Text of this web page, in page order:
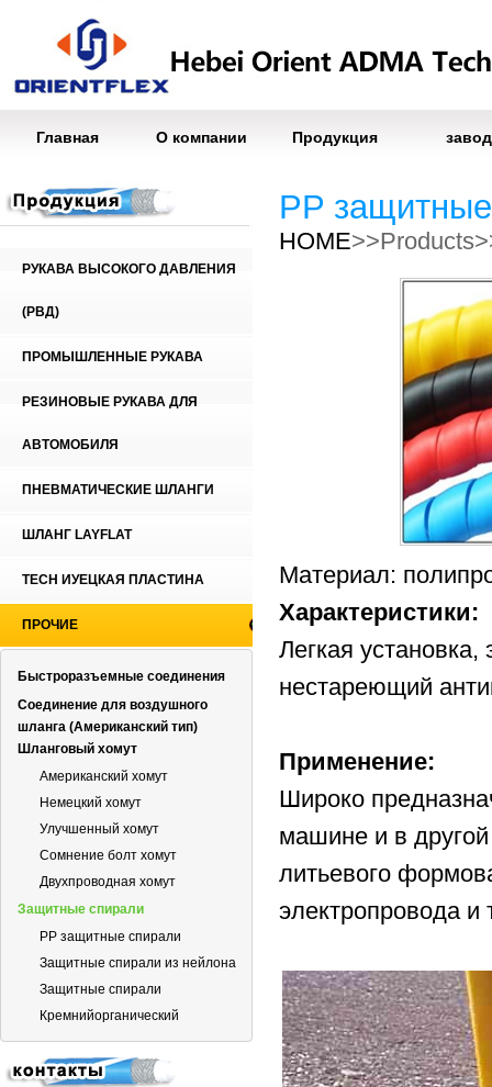
Главная О компании Продукция завод
РУКАВА ВЫСОКОГО ДАВЛЕНИЯ
(РВД)
ПРОМЫШЛЕННЫЕ РУКАВА
РЕЗИНОВЫЕ РУКАВА ДЛЯ
АВТОМОБИЛЯ
ПНЕВМАТИЧЕСКИЕ ШЛАНГИ
ШЛАНГ LAYFLAT
TECH ИУЕЦКАЯ ПЛАСТИНА
ПРОЧИЕ
Быстроразъемные соединения
Соединение для воздушного
шланга (Американский тип)
Шланговый хомут
Американский хомут
Немецкий хомут
Улучшенный хомут
Сомнение болт хомут
Двухпроводная хомут
Защитные спирали
PP защитные спирали
Защитные спирали из нейлона
Защитные спирали
Кремнийорганический
Термостойкий защитные
спирали
PP
HOME
Материал:
Характеристики:
Легкая
нестареющий
Применение:
Широко
машине и в
литьевого
электропровода и